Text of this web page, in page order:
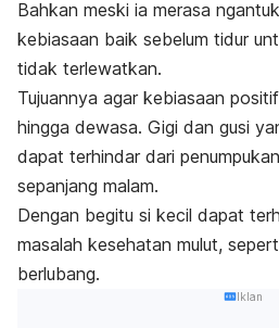
Bahkan meski ia merasa
kebiasaan baik sebelum tidur
tidak terlewatkan.
Tujuannya agar kebiasaan
hingga dewasa. Gigi dan gusi
dapat terhindar dari
sepanjang malam.
Dengan begitu si kecil dapat
masalah kesehatan mulut,
berlubang.
Iklan